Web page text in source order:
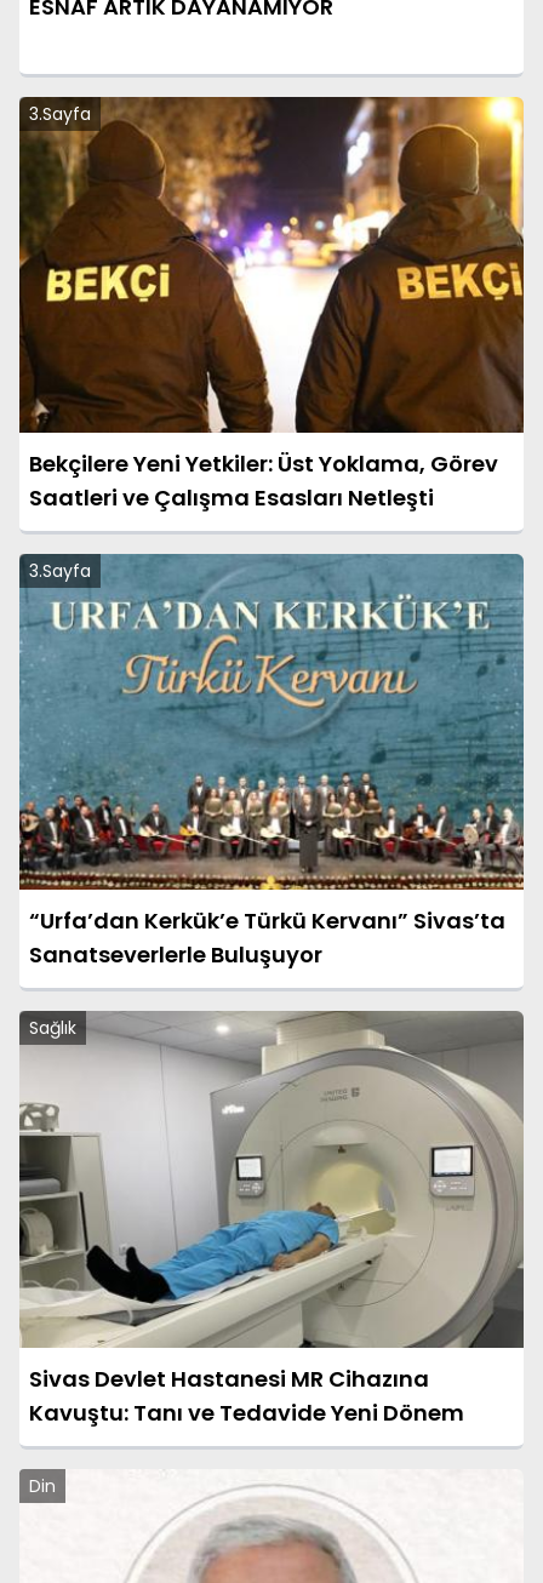
ESNAF ARTIK DAYANAMIYOR
3.Sayfa
Bekçilere Yeni Yetkiler: Üst Yoklama, Görev
Saatleri ve Çalışma Esasları Netleşti
3.Sayfa
“Urfa’dan Kerkük’e Türkü Kervanı” Sivas’ta
Sanatseverlerle Buluşuyor
Sağlık
Sivas Devlet Hastanesi MR Cihazına
Kavuştu: Tanı ve Tedavide Yeni Dönem
Din